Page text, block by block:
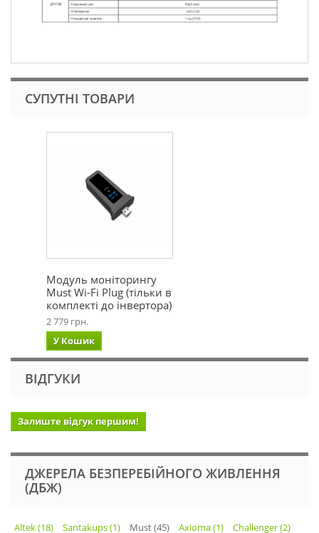
СУПУТНІ ТОВАРИ
Модуль моніторингу
Must Wi-Fi Plug (тільки в
комплекті до інвертора)
2 779 грн.
У Кошик
ВІДГУКИ
Залиште відгук першим!
ДЖЕРЕЛА БЕЗПЕРЕБІЙНОГО ЖИВЛЕННЯ
(ДБЖ)
Altek (18) Santakups (1) Must (45) Axioma (1)
Challenger (2)